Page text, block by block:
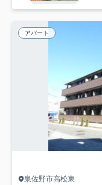
アパート
泉佐野市高松東